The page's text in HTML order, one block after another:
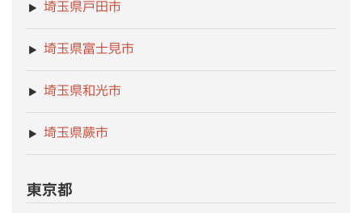
埼玉県戸田市
埼玉県富士見市
埼玉県和光市
埼玉県蕨市
東京都